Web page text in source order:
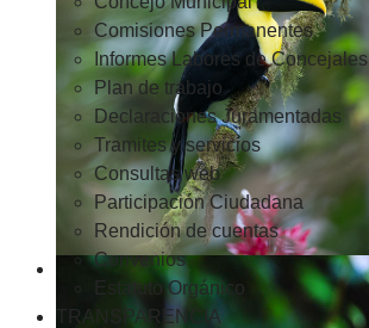
Comisiones Permanentes
Informes Labores de Concejales
Plan de trabajo
Declaraciones Juramentadas
Tramites y servicios
Consultas web
Participación Ciudadana
Rendición de cuentas
Convenios
Estatuto Orgánico
TRANSPARENCIA